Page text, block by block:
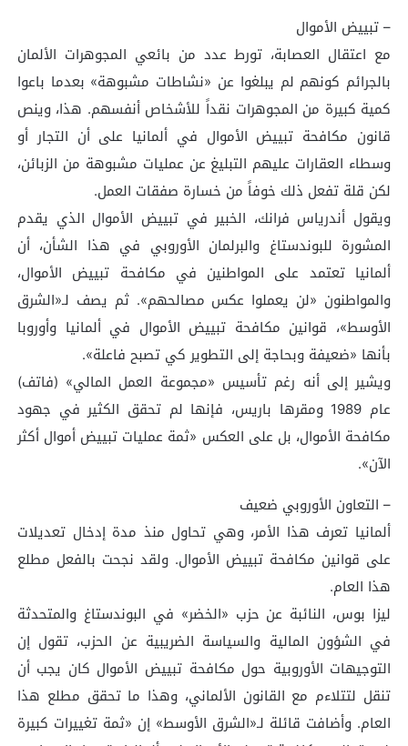
– تبييض الأموال
مع اعتقال العصابة، تورط عدد من بائعي المجوهرات الألمان
بالجرائم كونهم لم يبلغوا عن «نشاطات مشبوهة» بعدما باعوا
كمية كبيرة من المجوهرات نقداً للأشخاص أنفسهم. هذا، وينص
قانون مكافحة تبييض الأموال في ألمانيا على أن التجار أو
وسطاء العقارات عليهم التبليغ عن عمليات مشبوهة من الزبائن،
لكن قلة تفعل ذلك خوفاً من خسارة صفقات العمل.
ويقول أندرياس فرانك، الخبير في تبييض الأموال الذي يقدم
المشورة للبوندستاغ والبرلمان الأوروبي في هذا الشأن، أن
ألمانيا تعتمد على المواطنين في مكافحة تبييض الأموال،
والمواطنون «لن يعملوا عكس مصالحهم». ثم يصف لـ«الشرق
الأوسط»، قوانين مكافحة تبييض الأموال في ألمانيا وأوروبا
بأنها «ضعيفة وبحاجة إلى التطوير كي تصبح فاعلة».
ويشير إلى أنه رغم تأسيس «مجموعة العمل المالي» (فاتف)
عام 1989 ومقرها باريس، فإنها لم تحقق الكثير في جهود
مكافحة الأموال، بل على العكس «ثمة عمليات تبييض أموال أكثر
الآن».
– التعاون الأوروبي ضعيف
ألمانيا تعرف هذا الأمر، وهي تحاول منذ مدة إدخال تعديلات
على قوانين مكافحة تبييض الأموال. ولقد نجحت بالفعل مطلع
هذا العام.
ليزا بوس، النائبة عن حزب «الخضر» في البوندستاغ والمتحدثة
في الشؤون المالية والسياسة الضريبية عن الحزب، تقول إن
التوجيهات الأوروبية حول مكافحة تبييض الأموال كان يجب أن
تنقل لتتلاءم مع القانون الألماني، وهذا ما تحقق مطلع هذا
العام. وأضافت قائلة لـ«الشرق الأوسط» إن «ثمة تغييرات كبيرة